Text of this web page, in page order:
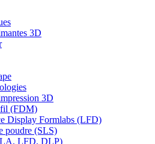
3D
3D
(FDM)
Display Formlabs (LFD)
poudre (SLS)
LFD, DLP)